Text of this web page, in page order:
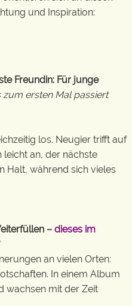
und Inspiration:
Freundin: Für junge
zum ersten Mal passiert
los. Neugier trifft auf
leicht an, der nächste
Halt, während sich vieles
– dieses im
an vielen Orten:
In einem Album
wachsen mit der Zeit